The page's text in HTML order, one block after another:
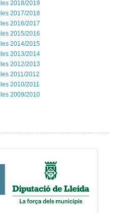
2018/2019
2017/2018
2016/2017
2015/2016
2014/2015
2013/2014
2012/2013
2011/2012
2010/2011
2009/2010